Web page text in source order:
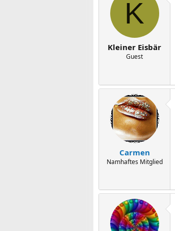
K
Kleiner Eisbär
Guest
Carmen
Namhaftes Mitglied